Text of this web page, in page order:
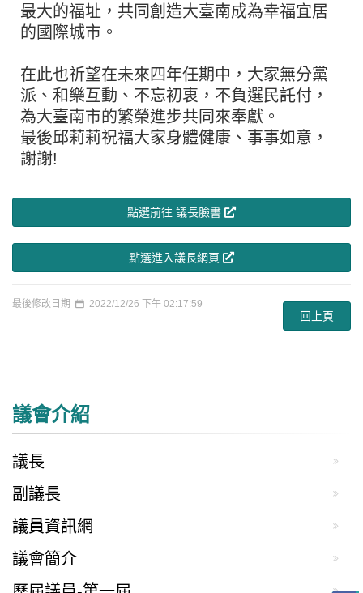
最大的福址，共同創造大臺南成為幸福宜居
的國際城市。
在此也祈望在未來四年任期中，大家無分黨
派、和樂互動、不忘初衷，不負選民託付，
為大臺南市的繁榮進步共同來奉獻。
最後邱莉莉祝福大家身體健康、事事如意，
謝謝!
點選前往 議長臉書
點選進入議長網頁
最後修改日期 2022/12/26 下午 02:17:59
回上頁
議會介紹
議長
副議長
議員資訊網
議會簡介